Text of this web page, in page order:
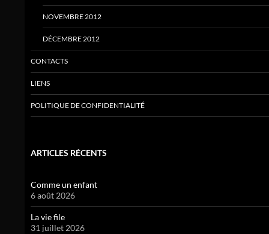
NOVEMBRE 2012
DÉCEMBRE 2012
CONTACTS
LIENS
POLITIQUE DE CONFIDENTIALITÉ
ARTICLES RÉCENTS
Comme un enfant
6 août 2026
La vie file
31 juillet 2026